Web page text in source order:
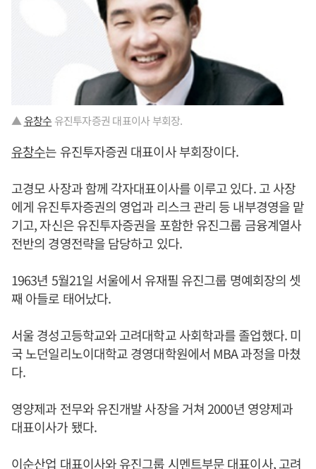
▲유창수 유진투자증권 대표이사 부회장.
유창수는 유진투자증권 대표이사 부회장이다.
고경모 사장과 함께 각자대표이사를 이루고 있다. 고 사장
에게 유진투자증권의 영업과 리스크 관리 등 내부경영을 맡
기고, 자신은 유진투자증권을 포함한 유진그룹 금융계열사
전반의 경영전략을 담당하고 있다.
1963년 5월21일 서울에서 유재필 유진그룹 명예회장의 셋
째 아들로 태어났다.
서울 경성고등학교와 고려대학교 사회학과를 졸업했다. 미
국 노던일리노이대학교 경영대학원에서 MBA 과정을 마쳤
다.
영양제과 전무와 유진개발 사장을 거쳐 2000년 영양제과
대표이사가 됐다.
이순산업 대표이사와 유진그룹 시멘트부문 대표이사, 고려